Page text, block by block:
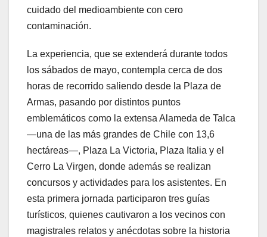
cuidado del medioambiente con cero
contaminación.
La experiencia, que se extenderá durante todos
los sábados de mayo, contempla cerca de dos
horas de recorrido saliendo desde la Plaza de
Armas, pasando por distintos puntos
emblemáticos como la extensa Alameda de Talca
—una de las más grandes de Chile con 13,6
hectáreas—, Plaza La Victoria, Plaza Italia y el
Cerro La Virgen, donde además se realizan
concursos y actividades para los asistentes. En
esta primera jornada participaron tres guías
turísticos, quienes cautivaron a los vecinos con
magistrales relatos y anécdotas sobre la historia